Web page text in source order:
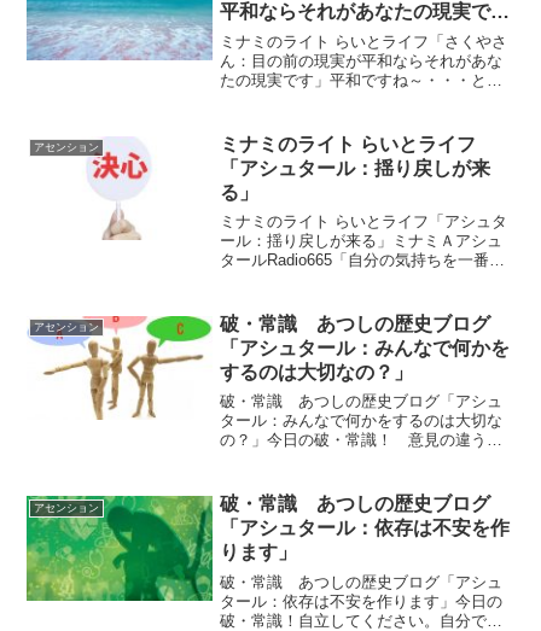
平和ならそれがあなたの現実で
す」
ミナミのライト らいとライフ「さくやさ
ん：目の前の現実が平和ならそれがあな
たの現実です」平和ですね～・・・と言
ったりした雰囲気を感じます。私の見て
いる現実は平和で穏や...
アセンション
ミナミのライト らいとライフ
「アシュタール：揺り戻しが来
る」
ミナミのライト らいとライフ「アシュタ
ール：揺り戻しが来る」ミナミＡアシュ
タールRadio665「自分の気持ちを一番に
vol.1352 「症状は身体からの回復のサ
イ...
アセンション
破・常識 あつしの歴史ブログ
「アシュタール：みんなで何かを
するのは大切なの？」
破・常識 あつしの歴史ブログ「アシュ
タール：みんなで何かをするのは大切な
の？」今日の破・常識！ 意見の違う人
出てこないのです。楽しいからこそ連帯
感や親しさを感じるのです...
アセンション
破・常識 あつしの歴史ブログ
「アシュタール：依存は不安を作
ります」
破・常識 あつしの歴史ブログ「アシュ
タール：依存は不安を作ります」今日の
破・常識！自立してください。自分で自